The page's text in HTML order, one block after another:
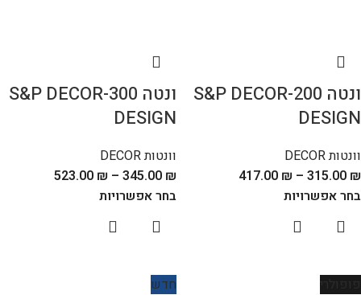
ונטה S&P DECOR-200
DESIGN
וונטות DECOR
315.00 ₪
–
417.00 ₪
בחר אפשרויות
ונטה S&P DECOR-300
DESIGN
וונטות DECOR
345.00 ₪
–
523.00 ₪
בחר אפשרויות
חדש